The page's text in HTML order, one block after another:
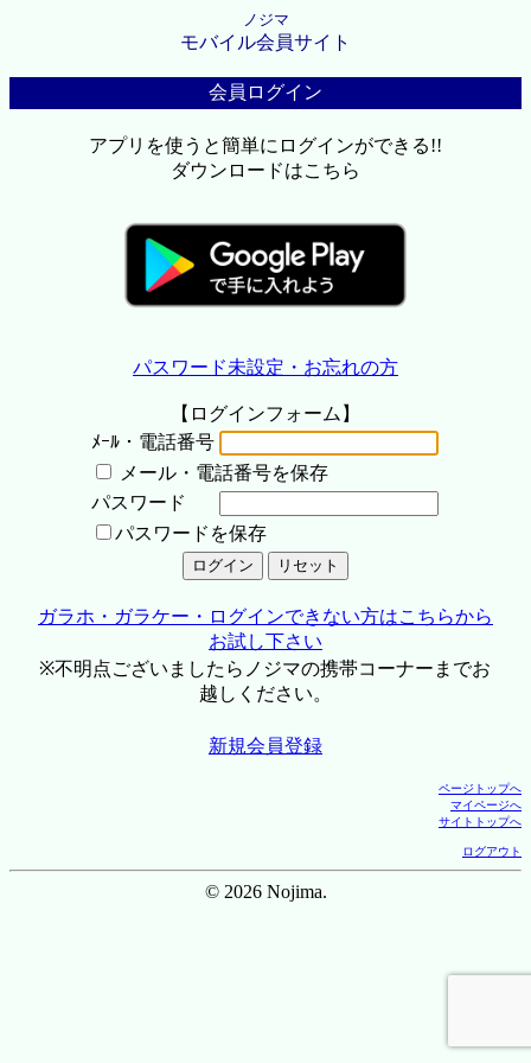
ノジマ
モバイル会員サイト
会員ログイン
アプリを使うと簡単にログインができる!!
ダウンロードはこちら
パスワード未設定・お忘れの方
【ログインフォーム】
ﾒｰﾙ・電話番号
メール・電話番号を保存
パスワード
パスワードを保存
ガラホ・ガラケー・ログインできない方はこちらから
お試し下さい
※不明点ございましたらノジマの携帯コーナーまでお
越しください。
新規会員登録
ページトップへ
マイページへ
サイトトップへ
ログアウト
© 2026 Nojima.